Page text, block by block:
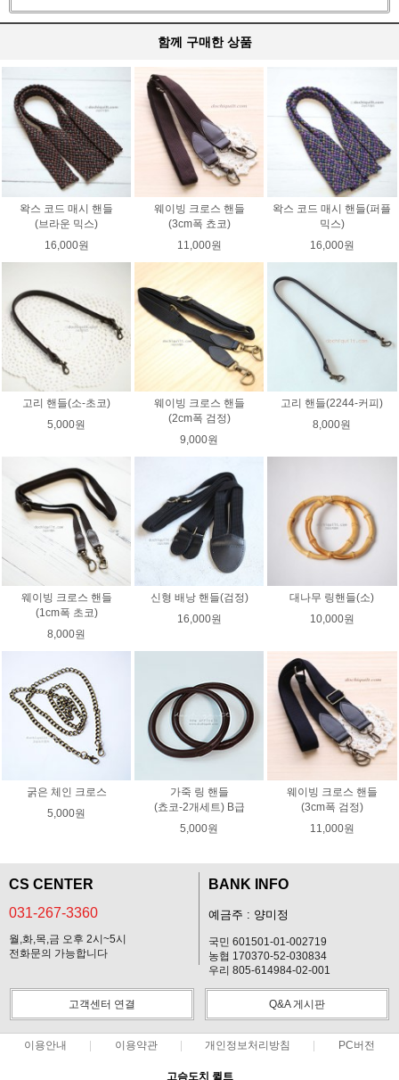
함께 구매한 상품
왁스 코드 매시 핸들
(브라운 믹스)
16,000원
웨이빙 크로스 핸들
(3cm폭 쵸코)
11,000원
왁스 코드 매시 핸들(퍼플
믹스)
16,000원
고리 핸들(소-초코)
5,000원
웨이빙 크로스 핸들
(2cm폭 검정)
9,000원
고리 핸들(2244-커피)
8,000원
웨이빙 크로스 핸들
(1cm폭 초코)
8,000원
신형 배낭 핸들(검정)
16,000원
대나무 링핸들(소)
10,000원
굵은 체인 크로스
5,000원
가죽 링 핸들
(쵸코-2개세트) B급
5,000원
웨이빙 크로스 핸들
(3cm폭 검정)
11,000원
CS CENTER
031-267-3360
월,화,목,금 오후 2시~5시
전화문의 가능합니다
BANK INFO
예금주 : 양미정
국민 601501-01-002719
농협 170370-52-030834
우리 805-614984-02-001
고객센터 연결 Q&A 게시판
이용안내 이용약관 개인정보처리방침 PC버전
고슴도치 퀼트